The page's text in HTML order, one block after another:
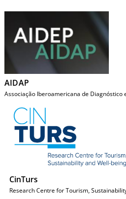
AIDAP
Associação Iberoamericana de Diagnóstico
CinTurs
Research Centre for Tourism,